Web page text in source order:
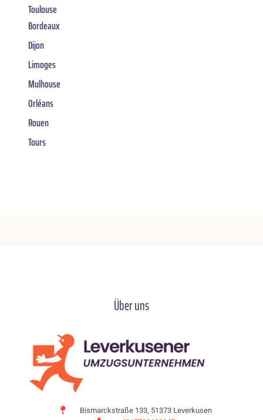
Toulouse
Bordeaux
Dijon
Limoges
Mulhouse
Orléans
Rouen
Tours
Über uns
Bismarckstraße 133, 51373 Leverkusen